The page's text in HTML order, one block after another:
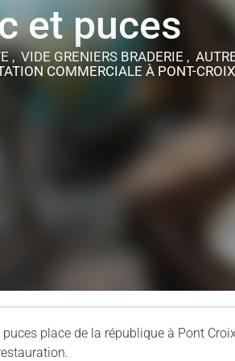
et puces
, VIDE GRENIERS BRADERIE ,
COMMERCIALE À PONT-CROIX
puces place de la république à Pont